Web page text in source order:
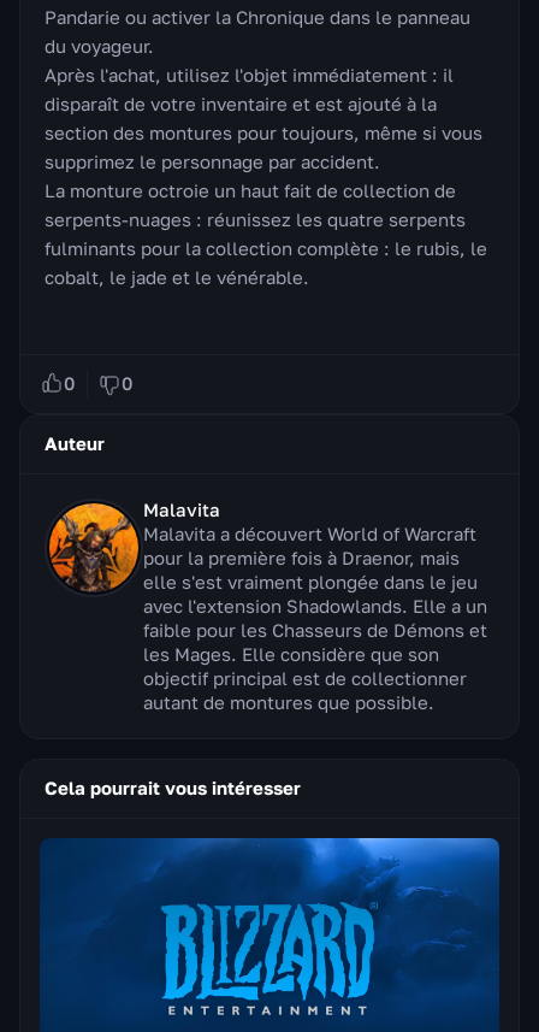
Pandarie ou activer la Chronique dans le panneau
du voyageur.
Après l'achat, utilisez l'objet immédiatement : il
disparaît de votre inventaire et est ajouté à la
section des montures pour toujours, même si vous
supprimez le personnage par accident.
La monture octroie un haut fait de collection de
serpents-nuages : réunissez les quatre serpents
fulminants pour la collection complète : le rubis, le
cobalt, le jade et le vénérable.
0 0
Auteur
Malavita
Malavita a découvert World of Warcraft
pour la première fois à Draenor, mais
elle s'est vraiment plongée dans le jeu
avec l'extension Shadowlands. Elle a un
faible pour les Chasseurs de Démons et
les Mages. Elle considère que son
objectif principal est de collectionner
autant de montures que possible.
Cela pourrait vous intéresser